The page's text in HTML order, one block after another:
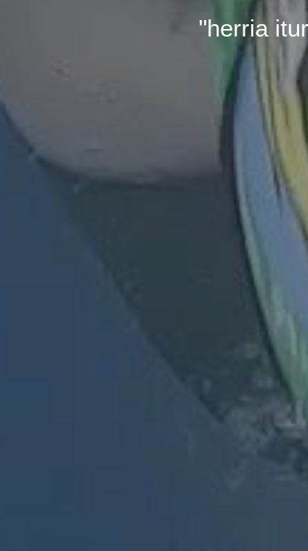
"herria